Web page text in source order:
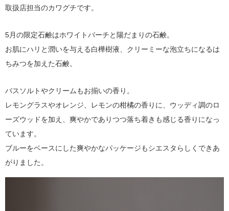
取扱店担当のカワグチです。
5月の限定石鹸はホワイトバーチと陽だまりの石鹸。
お肌にハリと潤いを与える白樺樹液、クリーミーな泡立ちになるは
ちみつを加えた石鹸。
バスソルトやクリームもお揃いの香り。
レモングラスやオレンジ、レモンの柑橘の香りに、ウッディ調のロ
ーズウッドを加え、爽やかでありつつ落ち着きも感じる香りになっ
ています。
ブルーをベースにした爽やかなパッケージもシエスタらしくできあ
がりました。